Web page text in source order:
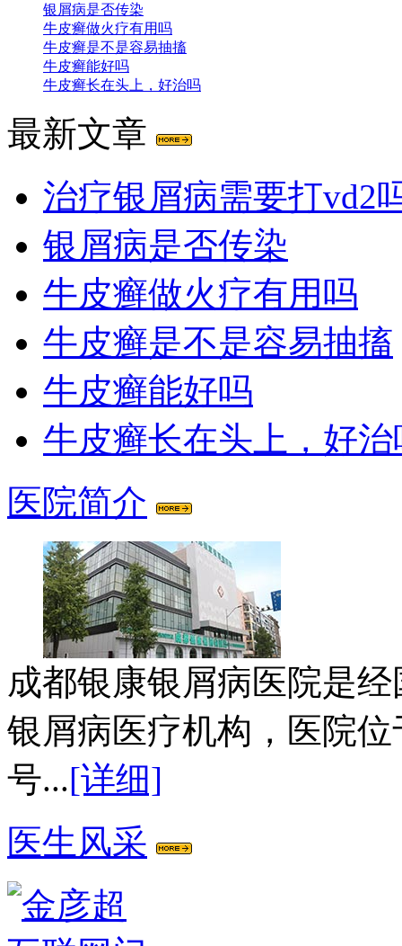
银屑病是否传染
牛皮癣做火疗有用吗
牛皮癣是不是容易抽搐
牛皮癣能好吗
牛皮癣长在头上，好治吗
最新文章
治疗银屑病需要打vd2
银屑病是否传染
牛皮癣做火疗有用吗
牛皮癣是不是容易抽搐
牛皮癣能好吗
牛皮癣长在头上，好治
医院简介
成都银康银屑病医院是
银屑病医疗机构，医院
号...[详细]
医生风采